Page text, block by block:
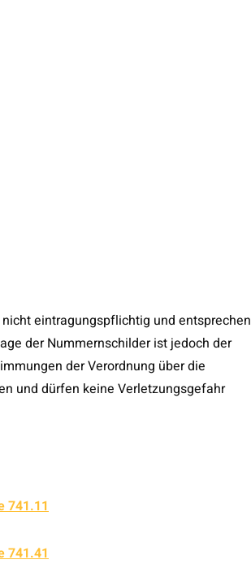
eintragungspflichtig und entsprechen
der Nummernschilder ist jedoch der
der Verordnung über die
und dürfen keine Verletzungsgefahr
741.11
741.41